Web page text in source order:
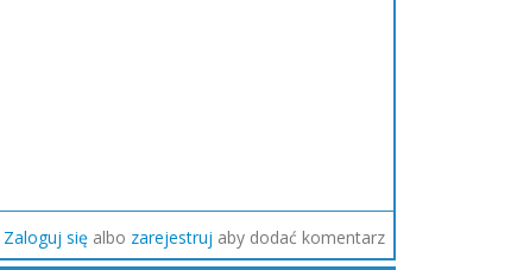
Zaloguj się albo zarejestruj aby dodać komentarz